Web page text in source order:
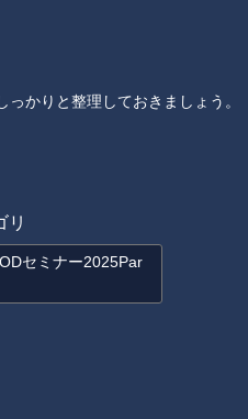
かりと整理しておきましょう。
リ
セミナー2025Par